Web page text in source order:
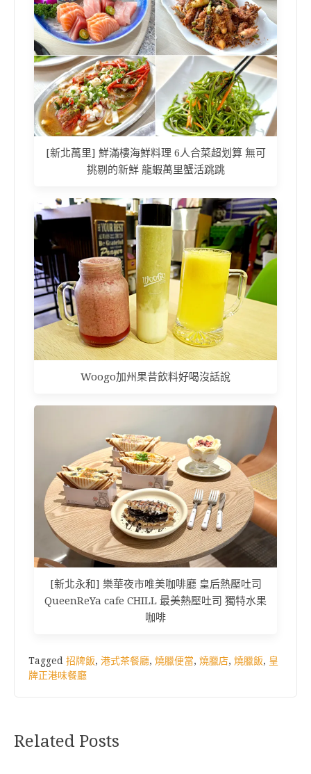
[新北萬里] 鮮滿樓海鮮料理 6人合菜超划算 無可
挑剔的新鮮 龍蝦萬里蟹活跳跳
Woogo加州果昔飲料好喝沒話說
[新北永和] 樂華夜市唯美咖啡廳 皇后熱壓吐司
QueenReYa cafe CHILL 最美熱壓吐司 獨特水果
咖啡
Tagged 招牌飯, 港式茶餐廳, 燒臘便當, 燒臘店, 燒臘飯, 皇
牌正港味餐廳
Related Posts